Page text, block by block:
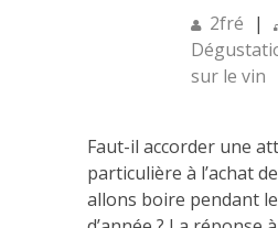
2fré |
sur le vin
Faut-il accorder une
particulière à l’achat
allons boire pendant